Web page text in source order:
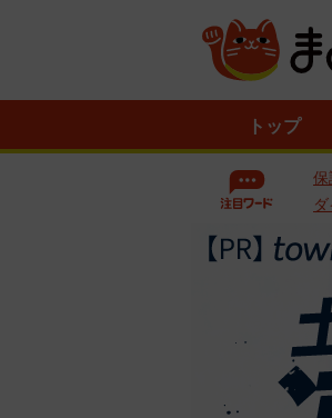
トップ
保